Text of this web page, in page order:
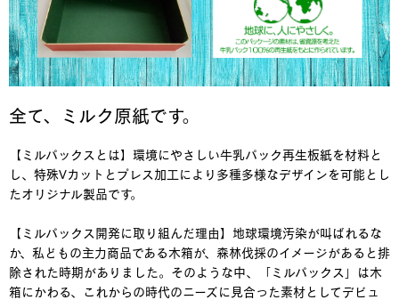
全て、ミルク原紙です。
【ミルパックスとは】環境にやさしい牛乳パック再生板紙を材料と
し、特殊Vカットとプレス加工により多種多様なデザインを可能とし
たオリジナル製品です。
【ミルパックス開発に取り組んだ理由】地球環境汚染が叫ばれるな
か、私どもの主力商品である木箱が、森林伐採のイメージがあると排
除された時期がありました。そのような中、「ミルパックス」は木
箱にかわる、これからの時代のニーズに見合った素材としてデビュ